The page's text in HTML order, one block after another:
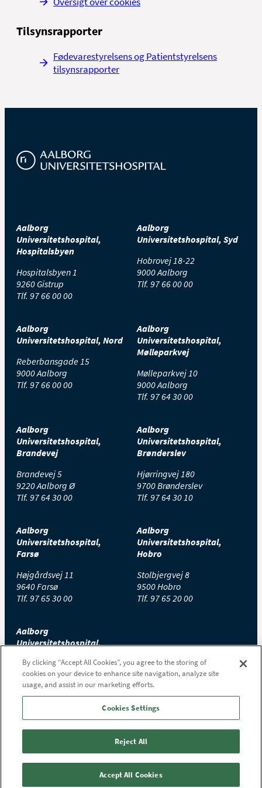
Tilsynsrapporter
Fødevarestyrelsens og Patientstyrelsens
tilsynsrapporter
Aalborg
Universitetshospital,
Hospitalsbyen
Hospitalsbyen 1
9260 Gistrup
Tlf. 97 66 00 00
Aalborg
Universitetshospital, Syd
Hobrovej 18-22
9000 Aalborg
Tlf. 97 66 00 00
Aalborg
Universitetshospital, Nord
Reberbansgade 15
9000 Aalborg
Tlf. 97 66 00 00
Aalborg
Universitetshospital,
Mølleparkvej
Mølleparkvej 10
9000 Aalborg
Tlf. 97 64 30 00
Aalborg
Universitetshospital,
Brandevej
Brandevej 5
9220 Aalborg Ø
Tlf. 97 64 30 00
Aalborg
Universitetshospital,
Brønderslev
Hjørringvej 180
9700 Brønderslev
Tlf. 97 64 30 10
Aalborg
Universitetshospital,
Farsø
Højgårdsvej 11
9640 Farsø
Tlf. 97 65 30 00
Aalborg
Universitetshospital,
Hobro
Stolbjergvej 8
9500 Hobro
Tlf. 97 65 20 00
Aalborg
Universitetshospital,
Højtoftevej 2
7700 Thisted
Tlf.97 65 00 00
By clicking “Accept All Cookies”, you agree to the storing of
cookies on your device to enhance site navigation, analyze site
usage, and assist in our marketing efforts.
Cookies Settings
Reject All
Accept All Cookies